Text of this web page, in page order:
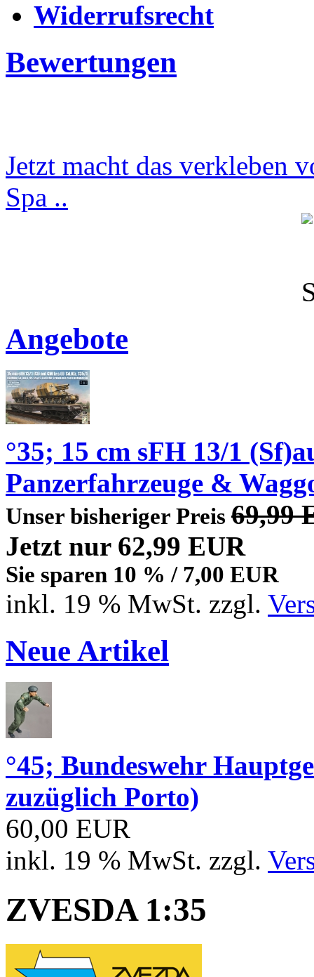
Widerrufsrecht
Bewertungen
Jetzt macht das verkleben
Spa ..
Angebote
°35; 15 cm sFH 13/1
Panzerfahrzeuge &
Unser bisheriger Preis 69,99
Jetzt nur 62,99 EUR
Sie sparen 10 % / 7,00 EUR
inkl. 19 % MwSt. zzgl.
Neue Artikel
°45; Bundeswehr
zuzüglich Porto)
60,00 EUR
inkl. 19 % MwSt. zzgl.
ZVESDA 1:35